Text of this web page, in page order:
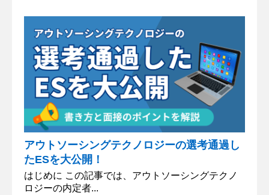
アウトソーシングテクノロジーの選考通過し
たESを大公開！
はじめに この記事では、アウトソーシングテクノ
ロジーの内定者...